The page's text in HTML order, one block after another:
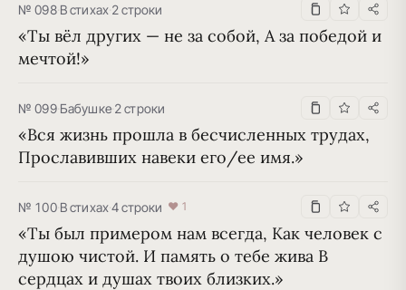
№ 098·В стихах·2 строки
«Ты вёл других — не за собой, А за победой и
мечтой!»
№ 099·Бабушке·2 строки
«Вся жизнь прошла в бесчисленных трудах,
Прославивших навеки его/ее имя.»
№ 100·В стихах·4 строки ♥ 1
«Ты был примером нам всегда, Как человек с
душою чистой. И память о тебе жива В
сердцах и душах твоих близких.»